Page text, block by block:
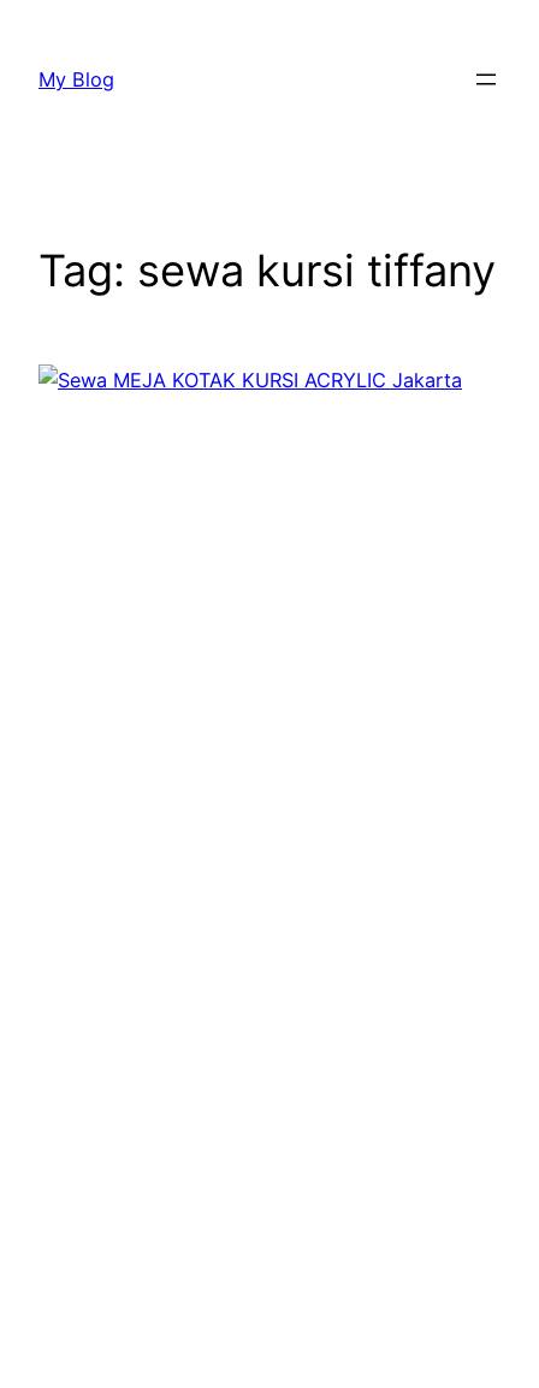
konten
My Blog
Tag: sewa kursi tiffany